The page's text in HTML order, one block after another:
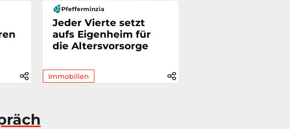
Pfefferminzia
Jeder Vierte setzt
aufs Eigenheim für
die Altersvorsorge
Immobilien